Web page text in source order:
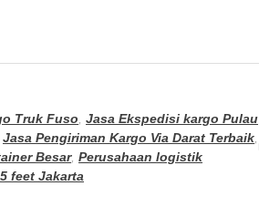
Truk Fuso, Jasa Ekspedisi kargo Pulau
Jasa Pengiriman Kargo Via Darat Terbaik,
Besar, Perusahaan logistik
feet Jakarta